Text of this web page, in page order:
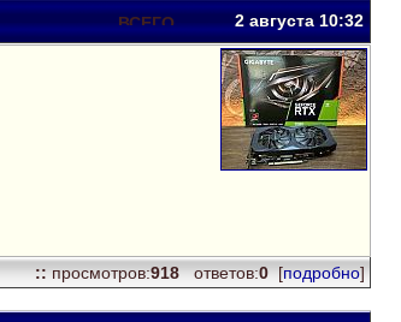
2 августа 10:32
::просмотров:918ответов:0 [подробно]